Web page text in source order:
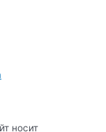
носит